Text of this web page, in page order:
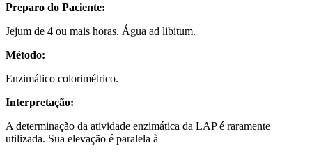
Preparo do Paciente:
Jejum de 4 ou mais horas. Água ad libitum.
Método:
Enzimático colorimétrico.
Interpretação:
A determinação da atividade enzimática da LAP é raramente
utilizada. Sua elevação é paralela à